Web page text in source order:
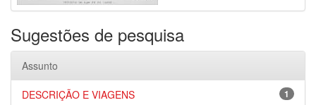
Sugestões de pesquisa
Assunto
1
DESCRIÇÃO E VIAGENS